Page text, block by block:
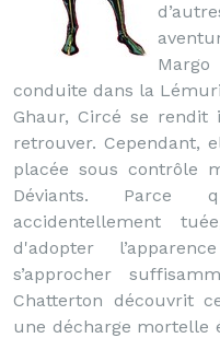
conduite dans la
Ghaur, Circé se
retrouver. Cependant,
placée sous contrôle
Déviants. Parce
accidentellement
d'adopter
s’approcher
Chatterton découvrit
une décharge mortelle